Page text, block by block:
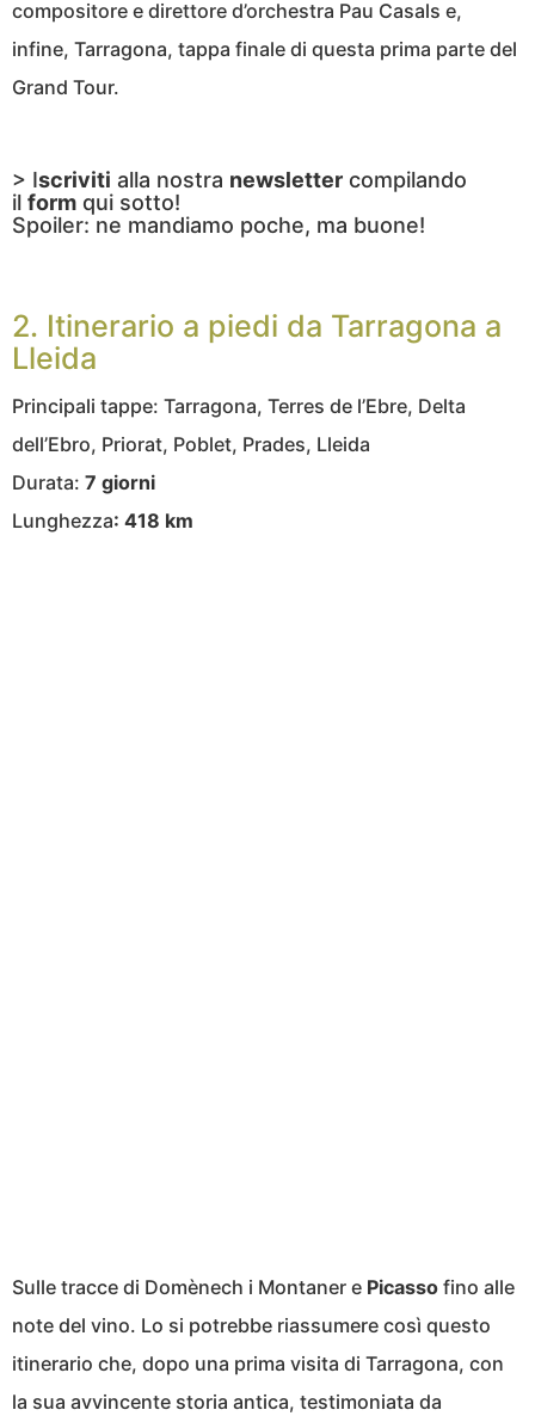
compositore e direttore d’orchestra Pau Casals e,
infine, Tarragona, tappa finale di questa prima parte del
Grand Tour.
> Iscriviti alla nostra newsletter compilando
il form qui sotto!
Spoiler: ne mandiamo poche, ma buone!
2. Itinerario a piedi da Tarragona a
Lleida
Principali tappe: Tarragona, Terres de l’Ebre, Delta
dell’Ebro, Priorat, Poblet, Prades, Lleida
Durata: 7 giorni
Lunghezza: 418 km
Sulle tracce di Domènech i Montaner e Picasso fino alle
note del vino. Lo si potrebbe riassumere così questo
itinerario che, dopo una prima visita di Tarragona, con
la sua avvincente storia antica, testimoniata da